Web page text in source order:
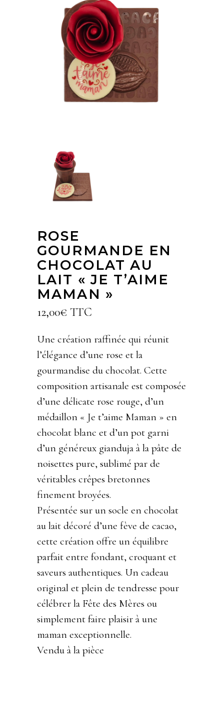
ROSE
GOURMANDE EN
CHOCOLAT AU
LAIT « JE T’AIME
MAMAN »
12,00€ TTC
Une création raffinée qui réunit
l’élégance d’une rose et la
gourmandise du chocolat. Cette
composition artisanale est composée
d’une délicate rose rouge, d’un
médaillon « Je t’aime Maman » en
chocolat blanc et d’un pot garni
d’un généreux gianduja à la pâte de
noisettes pure, sublimé par de
véritables crêpes bretonnes
finement broyées.
Présentée sur un socle en chocolat
au lait décoré d’une fève de cacao,
cette création offre un équilibre
parfait entre fondant, croquant et
saveurs authentiques. Un cadeau
original et plein de tendresse pour
célébrer la Fête des Mères ou
simplement faire plaisir à une
maman exceptionnelle.
Vendu à la pièce